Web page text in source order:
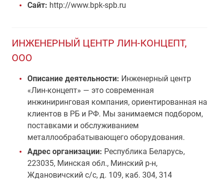
Сайт: http://www.bpk-spb.ru
ИНЖЕНЕРНЫЙ ЦЕНТР ЛИН-КОНЦЕПТ,
ООО
Описание деятельности: Инженерный центр
«Лин-концепт» — это современная
инжиниринговая компания, ориентированная на
клиентов в РБ и РФ. Мы занимаемся подбором,
поставками и обслуживанием
металлообрабатывающего оборудования.
Адрес организации: Республика Беларусь,
223035, Минская обл., Минский р-н,
Ждановичский с/с, д. 109, каб. 304, 314